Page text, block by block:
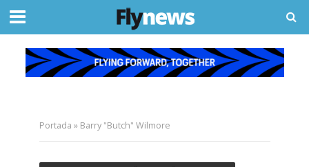
Portada » Barry "Butch" Wilmore